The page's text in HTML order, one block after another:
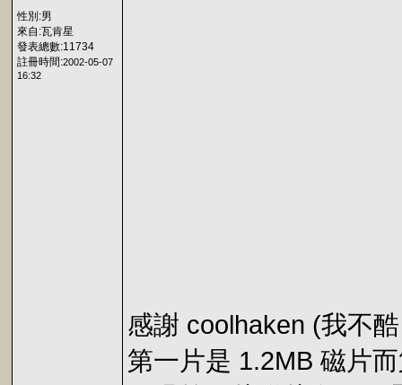
性別:男
來自:瓦肯星
發表總數:11734
註冊時間:2002-05-07
16:32
感謝 coolhaken (我不
第一片是 1.2MB 磁片